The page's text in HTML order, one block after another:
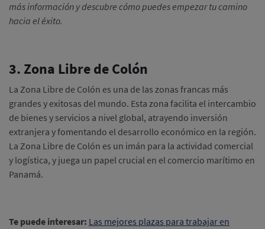
más información y descubre cómo puedes empezar tu camino
hacia el éxito.
3. Zona Libre de Colón
La Zona Libre de Colón es una de las zonas francas más
grandes y exitosas del mundo. Esta zona facilita el intercambio
de bienes y servicios a nivel global, atrayendo inversión
extranjera y fomentando el desarrollo económico en la región.
La Zona Libre de Colón es un imán para la actividad comercial
y logística, y juega un papel crucial en el comercio marítimo en
Panamá.
Te puede interesar: Las mejores plazas para trabajar en